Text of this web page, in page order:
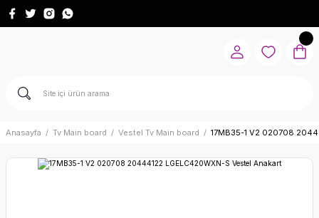
Anasayfa Tv Main board Vestel Tv Main board 17MB35-1 V2 020708